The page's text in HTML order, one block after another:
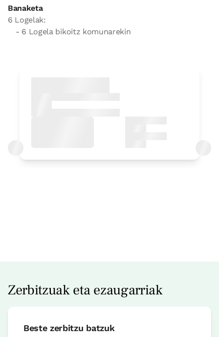
Banaketa
6 Logelak:
- 6 Logela bikoitz komunarekin
Logela
Zerbitzuak eta ezaugarriak
Beste zerbitzu batzuk